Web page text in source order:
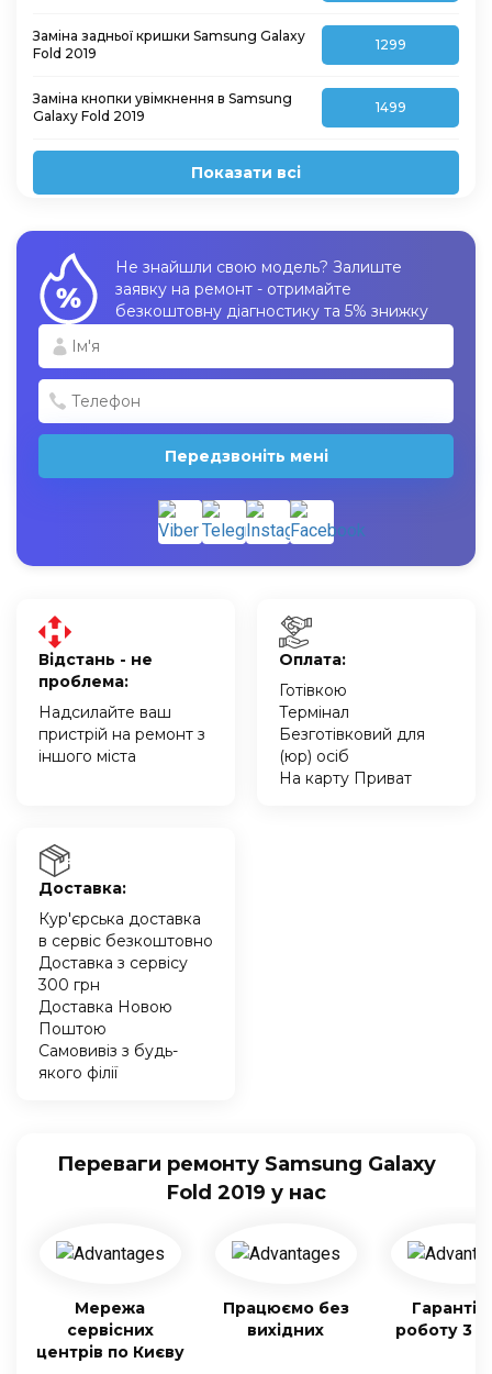
Заміна задньої кришки Samsung Galaxy
Fold 2019
1299
Заміна кнопки увімкнення в Samsung
Galaxy Fold 2019
1499
Показати всі
Не знайшли свою модель? Залиште
заявку на ремонт - отримайте
безкоштовну діагностику та 5% знижку
Передзвоніть мені
Відстань - не
проблема:
Надсилайте ваш
пристрій на ремонт з
іншого міста
Оплата:
Готівкою
Термінал
Безготівковий для
(юр) осіб
На карту Приват
Доставка:
Кур'єрська доставка
в сервіс безкоштовно
Доставка з сервісу
300 грн
Доставка Новою
Поштою
Самовивіз з будь-
якого філії
Переваги ремонту Samsung Galaxy
Fold 2019 у нас
Мережа
сервісних
центрів по Києву
Працюємо без
вихідних
Гарантія
роботу 3